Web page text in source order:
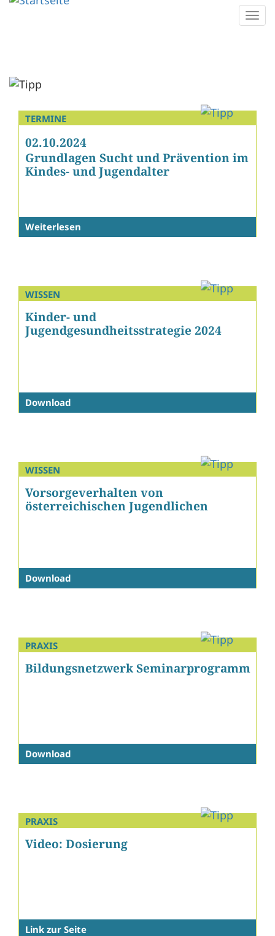
Direkt
TERMINE
02.10.2024
Grundlagen Sucht und Prävention im
Kindes- und Jugendalter
Weiterlesen
WISSEN
Kinder- und
Jugendgesundheitsstrategie 2024
Download
WISSEN
Vorsorgeverhalten von
österreichischen Jugendlichen
Download
PRAXIS
Bildungsnetzwerk Seminarprogramm
Download
PRAXIS
Video: Dosierung
Link zur Seite